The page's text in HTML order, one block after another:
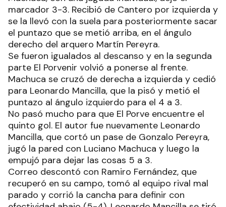
marcador 3-3. Recibió de Cantero por izquierda y
se la llevó con la suela para posteriormente sacar
el puntazo que se metió arriba, en el ángulo
derecho del arquero Martín Pereyra.
Se fueron igualados al descanso y en la segunda
parte El Porvenir volvió a ponerse al frente.
Machuca se cruzó de derecha a izquierda y cedió
para Leonardo Mancilla, que la pisó y metió el
puntazo al ángulo izquierdo para el 4 a 3.
No pasó mucho para que El Porve encuentre el
quinto gol. El autor fue nuevamente Leonardo
Mancilla, que cortó un pase de Gonzalo Pereyra,
jugó la pared con Luciano Machuca y luego la
empujó para dejar las cosas 5 a 3.
Correo descontó con Ramiro Fernández, que
recuperó en su campo, tomó al equipo rival mal
parado y corrió la cancha para definir con